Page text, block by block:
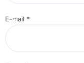
E-mail *